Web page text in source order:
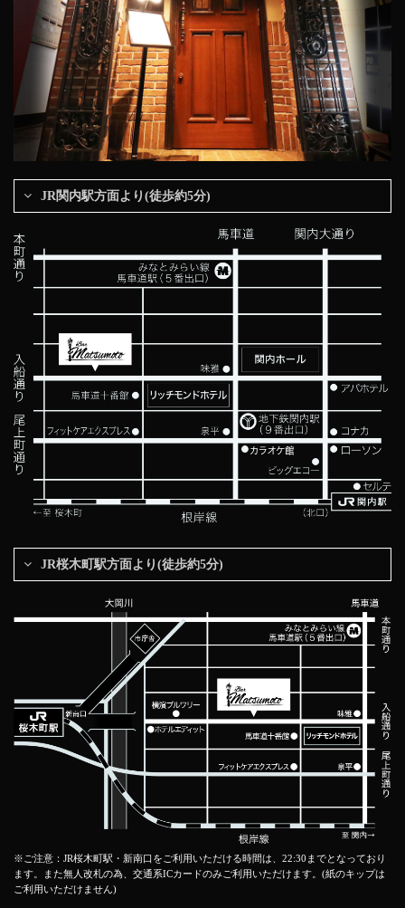
JR関内駅方面より(徒歩約5分)
JR桜木町駅方面より(徒歩約5分)
※ご注意：JR桜木町駅・新南口をご利用いただける時間は、22:30までとなっており
ます。また無人改札の為、交通系ICカードのみご利用いただけます。(紙のキップは
ご利用いただけません)